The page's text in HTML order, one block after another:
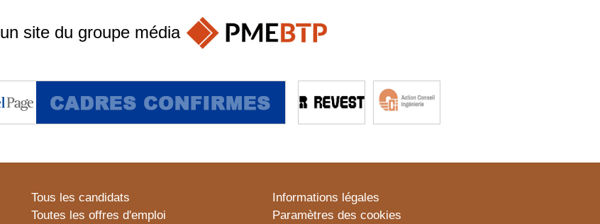
un site du groupe média
Tous les candidats
Toutes les offres d'emploi
Informations légales
Paramètres des cookies